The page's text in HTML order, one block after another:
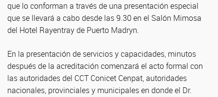
que lo conforman a través de una presentación especial
que se llevará a cabo desde las 9.30 en el Salón Mimosa
del Hotel Rayentray de Puerto Madryn.
En la presentación de servicios y capacidades, minutos
después de la acreditación comenzará el acto formal con
las autoridades del CCT Conicet Cenpat, autoridades
nacionales, provinciales y municipales en donde el Dr.